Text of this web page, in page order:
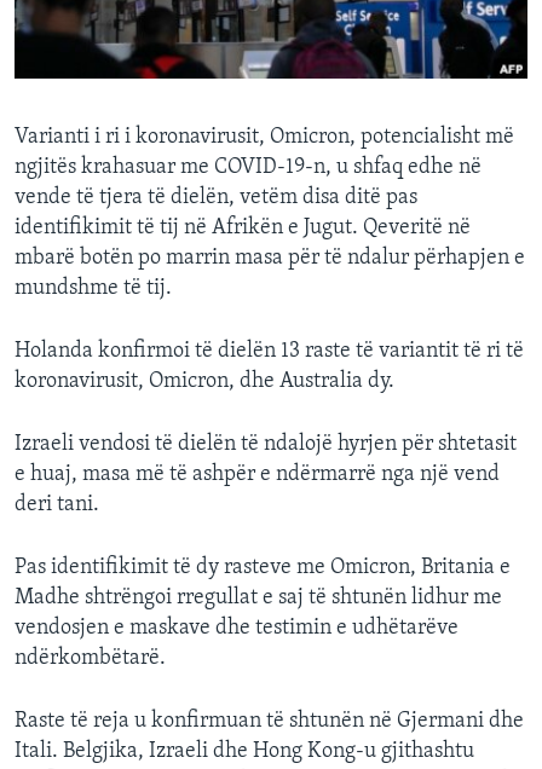
INTERVISTA
Varianti i ri i koronavirusit, Omicron, potencialisht më
ngjitës krahasuar me COVID-19-n, u shfaq edhe në
vende të tjera të dielën, vetëm disa ditë pas
identifikimit të tij në Afrikën e Jugut. Qeveritë në
mbarë botën po marrin masa për të ndalur përhapjen e
mundshme të tij.
Holanda konfirmoi të dielën 13 raste të variantit të ri të
koronavirusit, Omicron, dhe Australia dy.
Izraeli vendosi të dielën të ndalojë hyrjen për shtetasit
e huaj, masa më të ashpër e ndërmarrë nga një vend
deri tani.
Pas identifikimit të dy rasteve me Omicron, Britania e
Madhe shtrëngoi rregullat e saj të shtunën lidhur me
vendosjen e maskave dhe testimin e udhëtarëve
ndërkombëtarë.
Raste të reja u konfirmuan të shtunën në Gjermani dhe
Itali. Belgjika, Izraeli dhe Hong Kong-u gjithashtu